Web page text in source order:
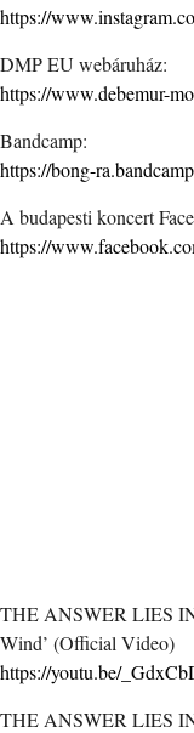
https://
DMP EU webáruház:
https://www.debemur-
Bandcamp:
https://bong-
A budapesti koncert
https://
THE ANSWER LIES
Wind’ (Official Video)
https://youtu.be/
THE ANSWER LIES